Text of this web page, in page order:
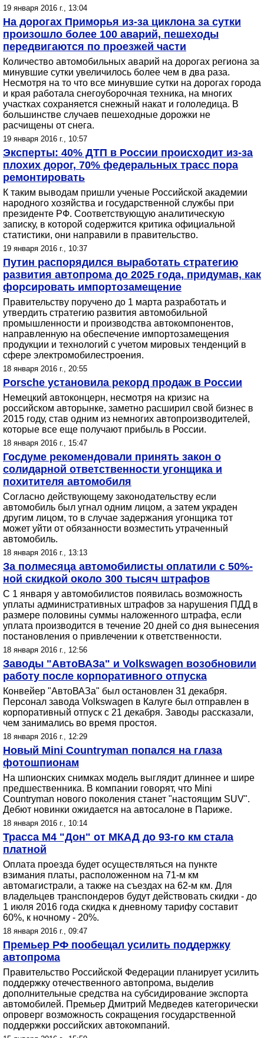
19 января 2016 г., 13:04
На дорогах Приморья из-за циклона за сутки
произошло более 100 аварий, пешеходы
передвигаются по проезжей части
Количество автомобильных аварий на дорогах региона за
минувшие сутки увеличилось более чем в два раза.
Несмотря на то что все минувшие сутки на дорогах города
и края работала снегоуборочная техника, на многих
участках сохраняется снежный накат и гололедица. В
большинстве случаев пешеходные дорожки не
расчищены от снега.
19 января 2016 г., 10:57
Эксперты: 40% ДТП в России происходит из-за
плохих дорог, 70% федеральных трасс пора
ремонтировать
К таким выводам пришли ученые Российской академии
народного хозяйства и государственной службы при
президенте РФ. Соответствующую аналитическую
записку, в которой содержится критика официальной
статистики, они направили в правительство.
19 января 2016 г., 10:37
Путин распорядился выработать стратегию
развития автопрома до 2025 года, придумав, как
форсировать импортозамещение
Правительству поручено до 1 марта разработать и
утвердить стратегию развития автомобильной
промышленности и производства автокомпонентов,
направленную на обеспечение импортозамещения
продукции и технологий с учетом мировых тенденций в
сфере электромобилестроения.
18 января 2016 г., 20:55
Porsche установила рекорд продаж в России
Немецкий автоконцерн, несмотря на кризис на
российском авторынке, заметно расширил свой бизнес в
2015 году, став одним из немногих автопроизводителей,
которые все еще получают прибыль в России.
18 января 2016 г., 15:47
Госдуме рекомендовали принять закон о
солидарной ответственности угонщика и
похитителя автомобиля
Согласно действующему законодательству если
автомобиль был угнал одним лицом, а затем украден
другим лицом, то в случае задержания угонщика тот
может уйти от обязанности возместить утраченный
автомобиль.
18 января 2016 г., 13:13
За полмесяца автомобилисты оплатили с 50%-
ной скидкой около 300 тысяч штрафов
С 1 января у автомобилистов появилась возможность
уплаты административных штрафов за нарушения ПДД в
размере половины суммы наложенного штрафа, если
уплата производится в течение 20 дней со дня вынесения
постановления о привлечении к ответственности.
18 января 2016 г., 12:56
Заводы "АвтоВАЗа" и Volkswagen возобновили
работу после корпоративного отпуска
Конвейер "АвтоВАЗа" был остановлен 31 декабря.
Персонал завода Volkswagen в Калуге был отправлен в
корпоративный отпуск с 21 декабря. Заводы рассказали,
чем занимались во время простоя.
18 января 2016 г., 12:29
Новый Mini Countryman попался на глаза
фотошпионам
На шпионских снимках модель выглядит длиннее и шире
предшественника. В компании говорят, что Mini
Countryman нового поколения станет "настоящим SUV".
Дебют новинки ожидается на автосалоне в Париже.
18 января 2016 г., 10:14
Трасса М4 "Дон" от МКАД до 93-го км стала
платной
Оплата проезда будет осуществляться на пункте
взимания платы, расположенном на 71-м км
автомагистрали, а также на съездах на 62-м км. Для
владельцев транспондеров будут действовать скидки - до
1 июля 2016 года скидка к дневному тарифу составит
60%, к ночному - 20%.
18 января 2016 г., 09:47
Премьер РФ пообещал усилить поддержку
автопрома
Правительство Российской Федерации планирует усилить
поддержку отечественного автопрома, выделив
дополнительные средства на субсидирование экспорта
автомобилей. Премьер Дмитрий Медведев категорически
опроверг возможность сокращения государственной
поддержки российских автокомпаний.